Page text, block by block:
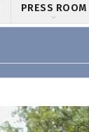
PRESS ROOM